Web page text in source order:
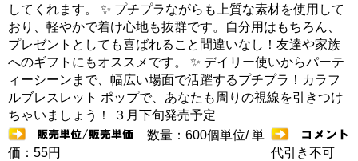
してくれます。 ✨ プチプラながらも上質な素材を使用して
おり、軽やかで着け心地も抜群です。自分用はもちろん、
プレゼントとしても喜ばれること間違いなし！友達や家族
へのギフトにもオススメです。 ✨ デイリー使いからパーテ
ィーシーンまで、幅広い場面で活躍するプチプラ！カラフ
ルブレスレット ポップで、あなたも周りの視線を引きつけ
ちゃいましょう！ ３月下旬発売予定
数量：600個単位/ 単
価：55円
代引き不可